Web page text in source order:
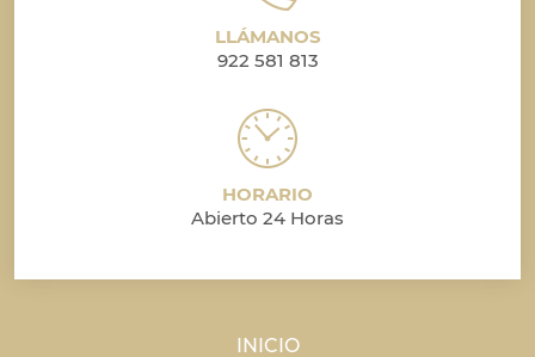
LLÁMANOS
922 581 813
HORARIO
Abierto 24 Horas
INICIO